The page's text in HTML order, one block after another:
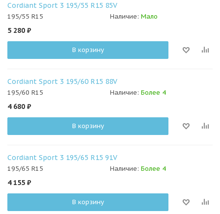
Cordiant Sport 3 195/55 R15 85V
195/55 R15 Наличие: Мало
5 280 ₽
В корзину
Cordiant Sport 3 195/60 R15 88V
195/60 R15 Наличие: Более 4
4 680 ₽
В корзину
Cordiant Sport 3 195/65 R15 91V
195/65 R15 Наличие: Более 4
4 155 ₽
В корзину